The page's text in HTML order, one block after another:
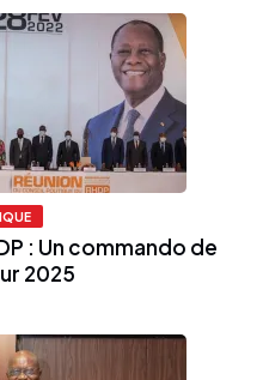
: Un commando de
2025